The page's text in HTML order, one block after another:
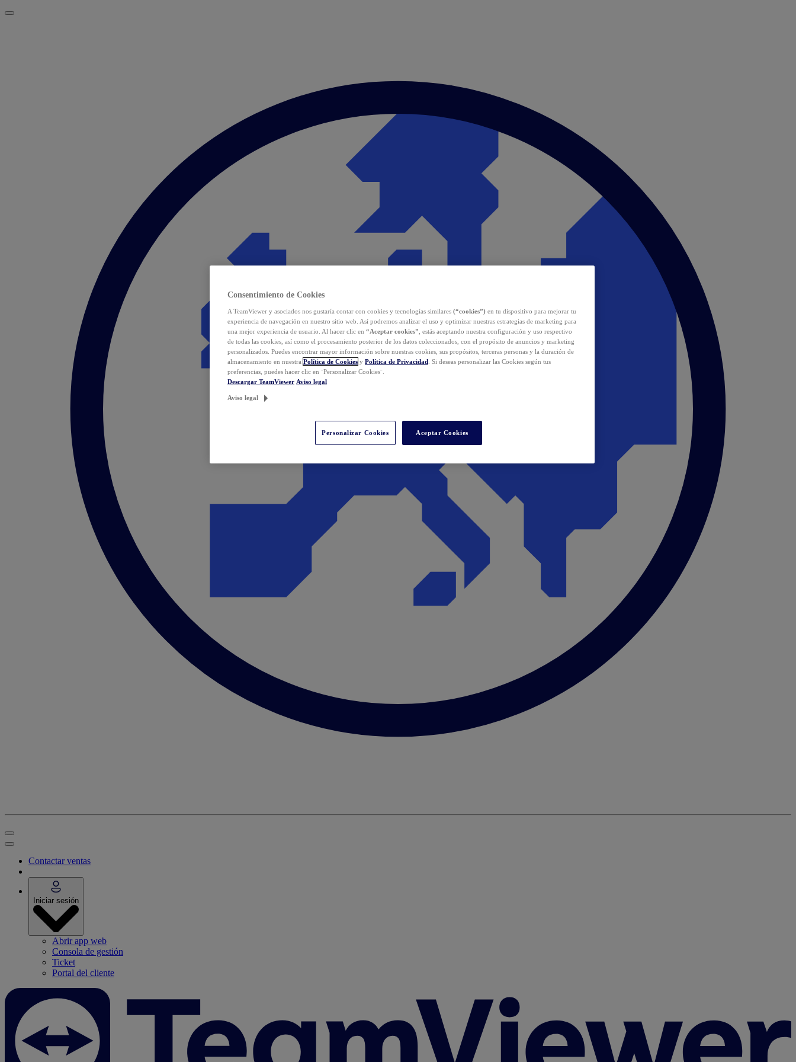
Contactar ventas
Iniciar sesión
Abrir app web
Consola de gestión
Ticket
Portal del cliente
Consentimiento de Cookies
A TeamViewer y asociados nos gustaría contar con cookies y tecnologías similares (“cookies”) en tu dispositivo para mejorar tu
experiencia de navegación en nuestro sitio web. Así podremos analizar el uso y optimizar nuestras estrategias de marketing para
una mejor experiencia de usuario. Al hacer clic en “Aceptar cookies” , estás aceptando nuestra configuración y uso respectivo
de todas las cookies, así como el procesamiento posterior de los datos coleccionados, con el propósito de anuncios y marketing
personalizados. Puedes encontrar mayor información sobre nuestras cookies, sus propósitos, terceras personas y la duración de
almacenamiento en nuestra Política de Cookies y Política de Privacidad . Si deseas personalizar las Cookies según tus
preferencias, puedes hacer clic en ¨Personalizar Cookies¨.
Descargar TeamViewer Aviso legal
Aviso legal
Personalizar Cookies Aceptar Cookies